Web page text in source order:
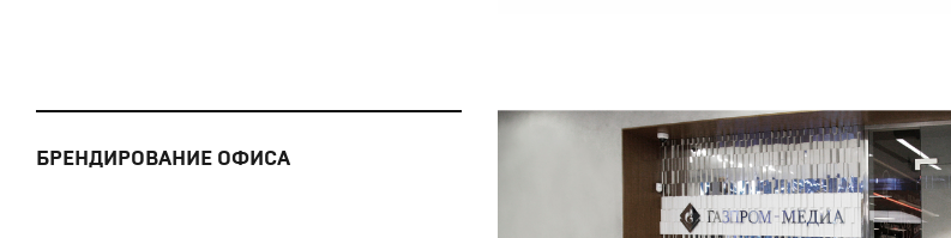
БРЕНДИРОВАНИЕ ОФИСА